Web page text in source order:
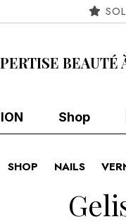
BEAUTÉ
Shop
SHOP NAILS